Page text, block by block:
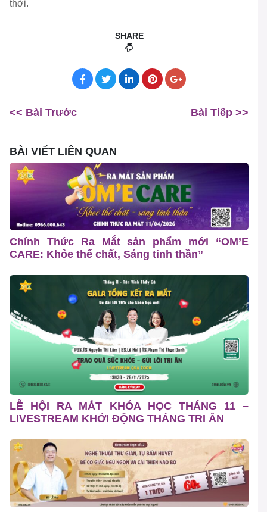
thời.
SHARE
<< Bài Trước Bài Tiếp >>
BÀI VIẾT LIÊN QUAN
Chính Thức Ra Mắt sản phẩm mới “OM’E
CARE: Khỏe thể chất, Sáng tinh thần”
LỄ HỘI RA MẮT KHÓA HỌC THÁNG 11 –
LIVESTREAM KHỞI ĐỘNG THÁNG TRI ÂN